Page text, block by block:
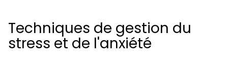
Techniques de gestion du
stress et de l'anxiété